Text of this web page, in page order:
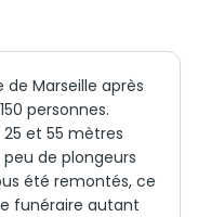
Marseille après
personnes.
et 55 mètres
de plongeurs
été remontés, ce
funéraire autant